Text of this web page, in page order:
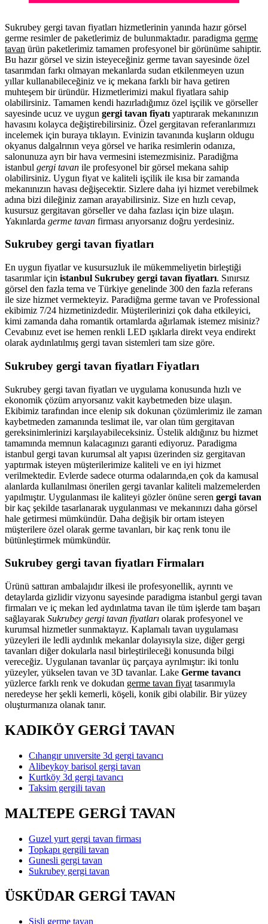
Sukrubey gergi tavan fiyatları hizmetlerinin yanında hazır görsel
germe resimler de paketlerimiz de bulunmaktadır. paradigma germe
tavan ürün paketlerimiz tamamen profesyonel bir görünüme sahiptir.
Bu hazır görsel ve sizin isteyeceğiniz germe tavan sayesinde özel
tasarımdan farkı olmayan mekanlarda sudan etkilenmeyen uzun
yıllar kullanabileceğiniz ve iç mekana farklı bir hava getiren
muhteşem bir üründür. Hizmetlerimizi makul fiyatlara sahip
olabilirsiniz. Tamamen kendi hazırladığımız özel işçilik ve görseller
sayesinde ucuz ve uygun gergi tavan fiyatı yaptırarak mekanınızın
havasını kolayca değiştirebilirsiniz. Özel gergitavan referanlarımızı
incelemek için buraya tıklayın. Evinizin tavanında kuşların oldugu
okyanus dalgalrının veya görsel ve harika resimlerin odanıza,
salonunuza ayrı bir hava vermesini istemezmisiniz. Paradiğma
istanbul gergi tavan ile profesyonel bir görsel mekana sahip
olabilirsiniz. Uygun fiyat ve kaliteli işçilik ile kısa bir zamanda
mekanınızın havası değişecektir. Sizlere daha iyi hizmet verebilmek
adına bizi dileğiniz zaman arayabilirsiniz. Size en hızlı cevap,
kusursuz gergitavan görseller ve daha fazlası için bize ulaşın.
Yakınlarda germe tavan firması arıyorsanız doğru yerdesiniz.
Sukrubey gergi tavan fiyatları
En uygun fiyatlar ve kusursuzluk ile mükemmeliyetin birleştiği
tasarımlar için istanbul Sukrubey gergi tavan fiyatları. Sınırsız
görsel den fazla tema ve Türkiye genelinde 300 den fazla referans
ile size hizmet vermekteyiz. Paradiğma germe tavan ve Professional
ekibimiz 7/24 hizmetinizdedir. Müşterilerinizi çok daha etkileyici,
kimi zamanda daha romantik ortamlarda ağırlamak istemez misiniz?
Cevabınız evet ise hemen renkli LED ışıklarla direkt veya endirekt
olarak aydınlatılmış gergi tavan sistemleri tam size göre.
Sukrubey gergi tavan fiyatları Fiyatları
Sukrubey gergi tavan fiyatları ve uygulama konusunda hızlı ve
ekonomik çözüm arıyorsanız vakit kaybetmeden bize ulaşın.
Ekibimiz tarafından ince elenip sık dokunan çözümlerimiz ile zaman
kaybetmeden zamanında teslimat ile, var olan tüm gergitavan
gereksinimlerinizi karşılayabileceksiniz. Üstelik aldığınız bu hizmet
tamamında memnun kalacagınızı garanti ediyoruz. Paradigma
istanbul gergi tavan kurumsal alt yapısı üzerinden siz gergitavan
yaptırmak isteyen müşterilerimize kaliteli ve en iyi hizmet
verilmektedir. Evlerde sadece oturma odalarında,en çok da kamusal
alanlarda kullanılması önerilen gergi tavanlar kaliteli malzemelerden
yapılmıştır. Uygulanması ile kaliteyi gözler önüne seren gergi tavan
bir kaç şekilde tasarlanarak uygulanması ve mekanınızı daha görsel
hale getirmesi mümkündür. Daha değişik bir ortam isteyen
müşterilere özel olarak germe tavanları, bir kaç renk tonu ile
bütünleştirmek mümkündür.
Sukrubey gergi tavan fiyatları Firmaları
Ürünü sattıran ambalajıdır ilkesi ile profesyonellik, ayrıntı ve
detaylarda gizlidir vizyonu sayesinde paradigma istanbul gergi tavan
firmaları ve iç mekan led aydınlatma tavan ile tüm işlerde tam başarı
sağlayarak Sukrubey gergi tavan fiyatları olarak profesyonel ve
kurumsal hizmetler sunmaktayız. Kaplamalı tavan uygulaması
yüzeyleri ile ledli aydınlık mekanlar dolayısıyla size, diğer gergi
tavanları diğer dokularla nasıl birleştirileceği konusunda bilgi
vereceğiz. Uygulanan tavanlar üç parçaya ayrılmıştır: iki tonlu
yüzeyler, yükselen tavan ve 3D tavanlar. Lake Germe tavancı
yüzlerce farklı renk ve dokudan germe tavan fiyat tasarımıyla
neredeyse her şekli kemerli, köşeli, konik gibi olabilir. Bir yüzey
oluşturmanıza olanak tanır.
KADIKÖY GERGİ TAVAN
Cıhangır unıversite 3d gergi tavancı
Alibeykoy barisol gergi tavan
Kurtköy 3d gergi tavancı
Taksim gergili tavan
MALTEPE GERGİ TAVAN
Guzel yurt gergi tavan firması
Topkapı gergili tavan
Gunesli gergi tavan
Sukrubey gergi tavan
ÜSKÜDAR GERGİ TAVAN
Şişli germe tavan